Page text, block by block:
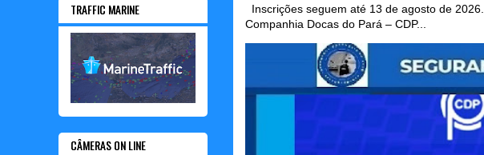
Inscrições seguem até 13 de agosto de
Companhia Docas do Pará – CDP...
TRAFFIC MARINE
CÂMERAS ON LINE